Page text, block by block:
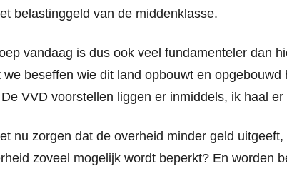
belastinggeld van de middenklasse.
vandaag is dus ook veel fundamenteler dan
beseffen wie dit land opbouwt en opgebouwd
VVD voorstellen liggen er inmiddels, ik haal
nu zorgen dat de overheid minder geld
zoveel mogelijk wordt beperkt? En worden